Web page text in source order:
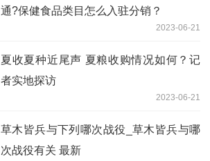
通?保健食品类目怎么入驻分销？
2023-06-21
夏收夏种近尾声 夏粮收购情况如何？记
者实地探访
2023-06-21
草木皆兵与下列哪次战役_草木皆兵与哪
次战役有关 最新